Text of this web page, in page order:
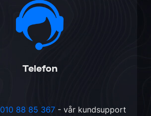
Telefon
010 88 85 367- vår kundsupport